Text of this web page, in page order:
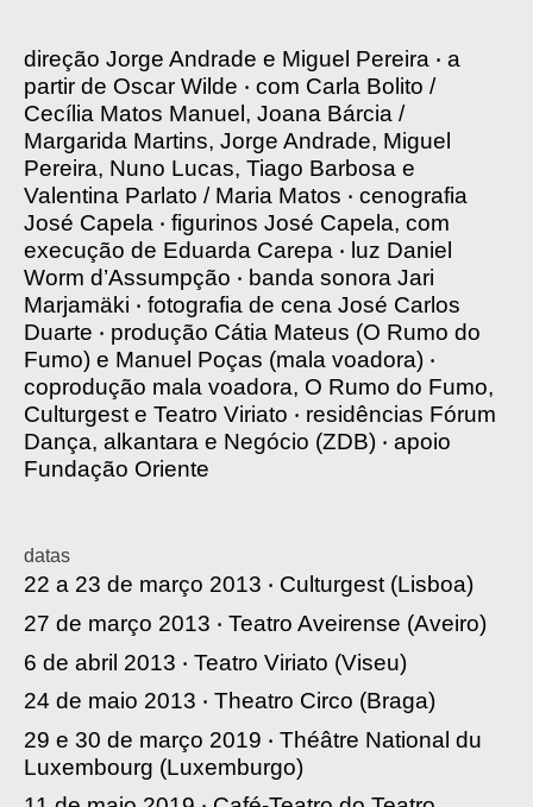
direção Jorge Andrade e Miguel Pereira ‧ a
partir de Oscar Wilde ‧ com Carla Bolito /
Cecília Matos Manuel, Joana Bárcia /
Margarida Martins, Jorge Andrade, Miguel
Pereira, Nuno Lucas, Tiago Barbosa e
Valentina Parlato / Maria Matos ‧ cenografia
José Capela ‧ figurinos José Capela, com
execução de Eduarda Carepa ‧ luz Daniel
Worm d’Assumpção ‧ banda sonora Jari
Marjamäki ‧ fotografia de cena José Carlos
Duarte ‧ produção Cátia Mateus (O Rumo do
Fumo) e Manuel Poças (mala voadora) ‧
coprodução mala voadora, O Rumo do Fumo,
Culturgest e Teatro Viriato ‧ residências Fórum
Dança, alkantara e Negócio (ZDB) ‧ apoio
Fundação Oriente
datas
22 a 23 de março 2013 ‧ Culturgest(Lisboa)
27 de março 2013 ‧ Teatro Aveirense (Aveiro)
6 de abril 2013 ‧ Teatro Viriato (Viseu)
24 de maio 2013 ‧ Theatro Circo (Braga)
29 e 30 de março 2019 ‧ Théâtre National du
Luxembourg (Luxemburgo)